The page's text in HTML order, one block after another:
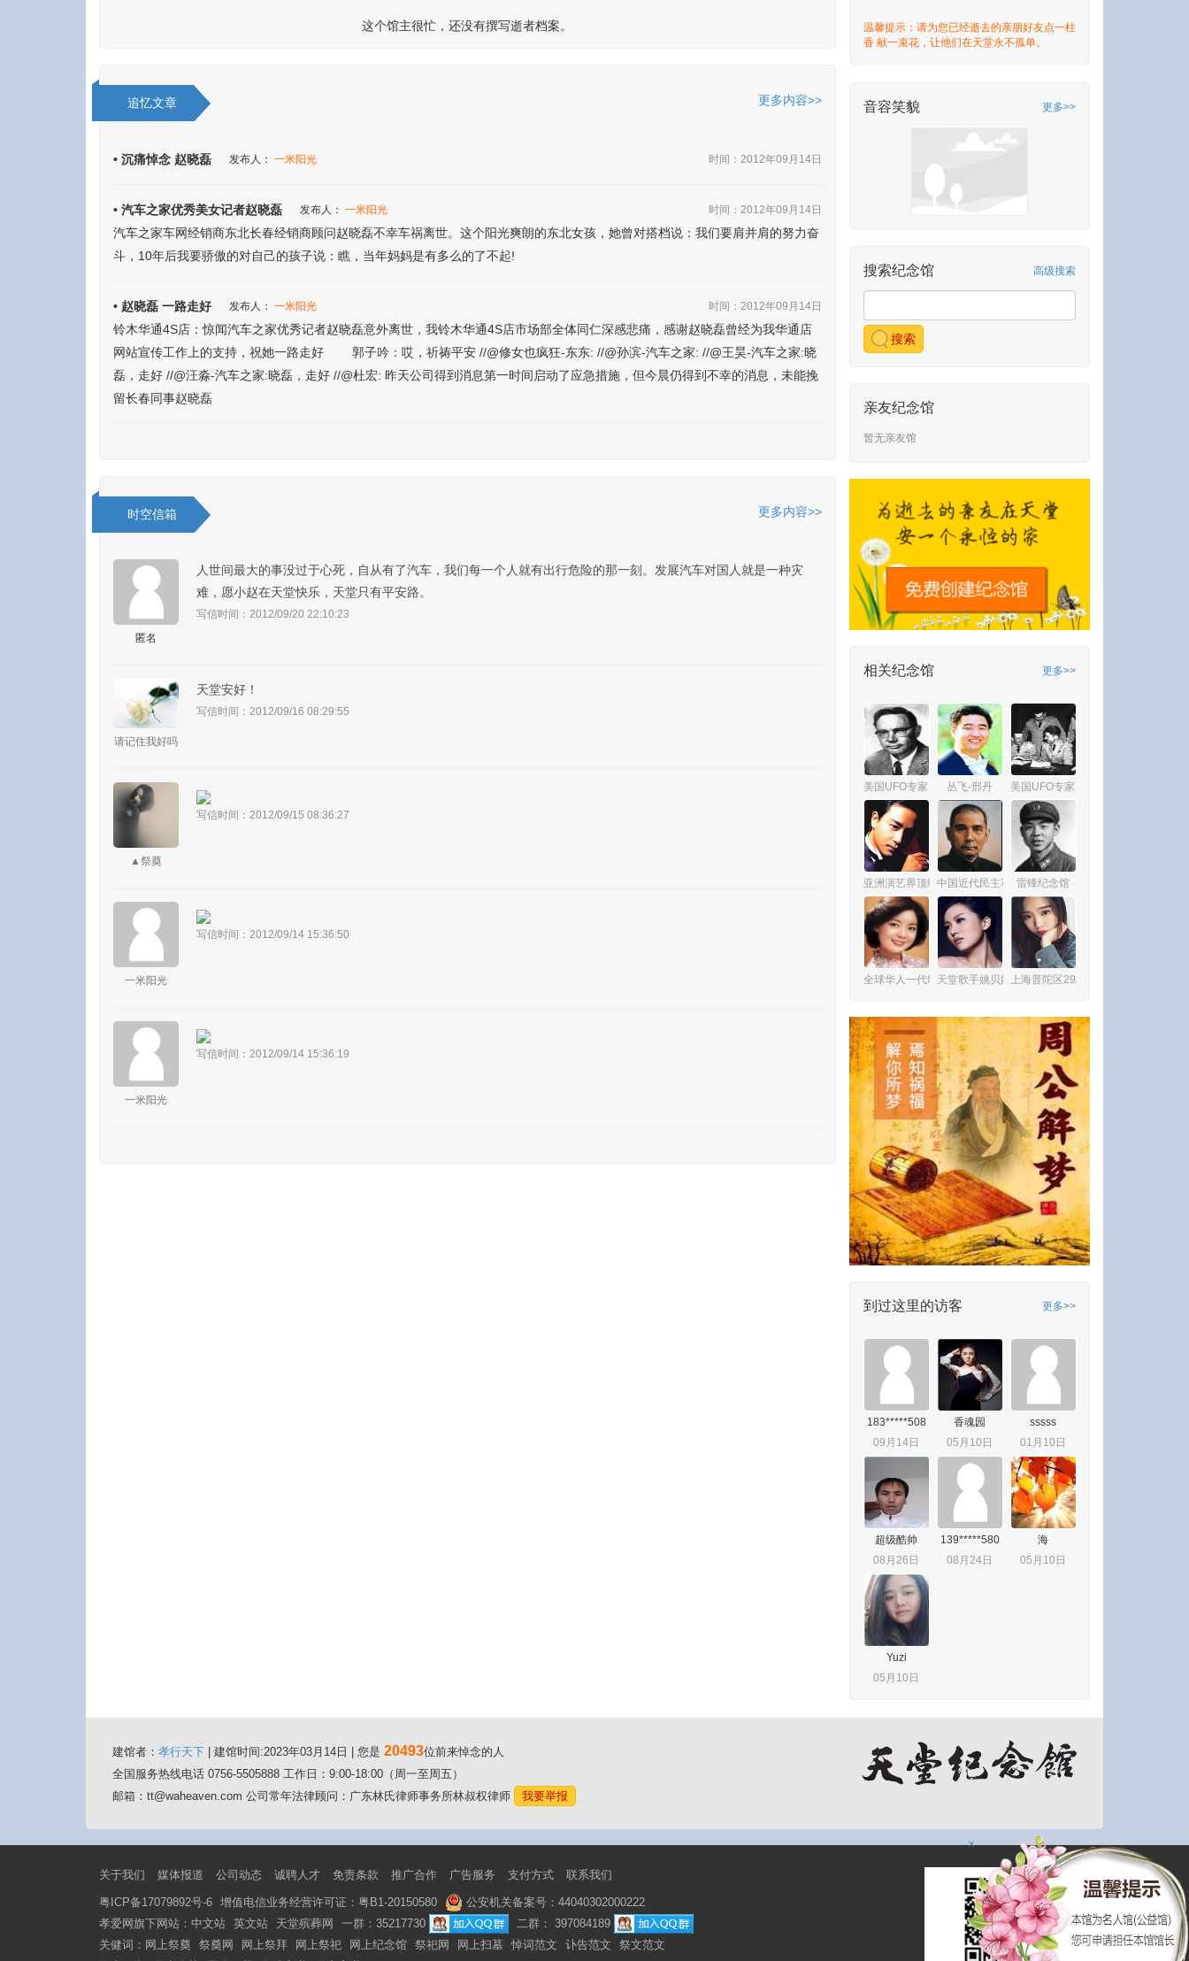
这个馆主很忙，还没有撰写逝者档案。
追忆文章 更多内容>>
• 沉痛悼念 赵晓磊 发布人： 一米阳光 时间：2012年09月14日
• 汽车之家优秀美女记者赵晓磊 发布人： 一米阳光 时间：2012年09月14日
汽车之家车网经销商东北长春经销商顾问赵晓磊不幸车祸离世。这个阳光爽朗的东北女孩，她曾对搭档说：我们要肩并肩的努力奋
斗，10年后我要骄傲的对自己的孩子说：瞧，当年妈妈是有多么的了不起!
• 赵晓磊 一路走好 发布人： 一米阳光 时间：2012年09月14日
铃木华通4S店：惊闻汽车之家优秀记者赵晓磊意外离世，我铃木华通4S店市场部全体同仁深感悲痛，感谢赵晓磊曾经为我华通店
网站宣传工作上的支持，祝她一路走好 郭子吟：哎，祈祷平安 //@修女也疯狂-东东: //@孙滨-汽车之家: //@王昊-汽车之家:晓
磊，走好 //@汪淼-汽车之家:晓磊，走好 //@杜宏: 昨天公司得到消息第一时间启动了应急措施，但今晨仍得到不幸的消息，未能挽
留长春同事赵晓磊
时空信箱 更多内容>>
匿名
人世间最大的事没过于心死，自从有了汽车，我们每一个人就有出行危险的那一刻。发展汽车对国人就是一种灾
难，愿小赵在天堂快乐，天堂只有平安路。
写信时间：2012/09/20 22:10:23
请记住我好吗
天堂安好！
写信时间：2012/09/16 08:29:55
▲祭奠
写信时间：2012/09/15 08:36:27
一米阳光
写信时间：2012/09/14 15:36:50
一米阳光
写信时间：2012/09/14 15:36:19
温馨提示：请为您已经逝去的亲朋好友点一柱
香 献一束花，让他们在天堂永不孤单。
音容笑貌 更多>>
搜索纪念馆 高级搜索
搜索
亲友纪念馆
暂无亲友馆
相关纪念馆 更多>>
美国UFO专家 詹姆斯·爱德华·麦克唐纳
丛飞-邢丹 美国UFO专家 爱德华·鲁伯特
亚洲演艺界顶级巨星张国荣中国近代民主革命伟大先行者孙中山
雷锋纪念馆
全球华人一代歌后邓丽君
天堂歌手姚贝娜 上海普陀区29岁女孩杨俪萍
到过这里的访客 更多>>
183*****508
09月14日
香魂园
05月10日
sssss
01月10日
超级酷帅
08月26日
139*****580
08月24日
海
05月10日
Yuzi
05月10日
建馆者： 孝行天下 | 建馆时间:2023年03月14日 | 您是 20493位前来悼念的人
全国服务热线电话 0756-5505888 工作日：9:00-18:00（周一至周五）
邮箱：tt@waheaven.com 公司常年法律顾问：广东林氏律师事务所林叔权律师
我要举报
关于我们 媒体报道 公司动态 诚聘人才 免责条款 推广合作 广告服务 支付方式 联系我们
粤ICP备17079892号-6 增值电信业务经营许可证：粤B1-20150580
公安机关备案号：44040302000222
孝爱网旗下网站： 中文站 英文站 天堂殡葬网 一群：35217730
二群： 397084189
关健词： 网上祭奠 祭奠网 网上祭拜 网上祭祀 网上纪念馆 祭祀网 网上扫墓 悼词范文 讣告范文
祭文范文
×